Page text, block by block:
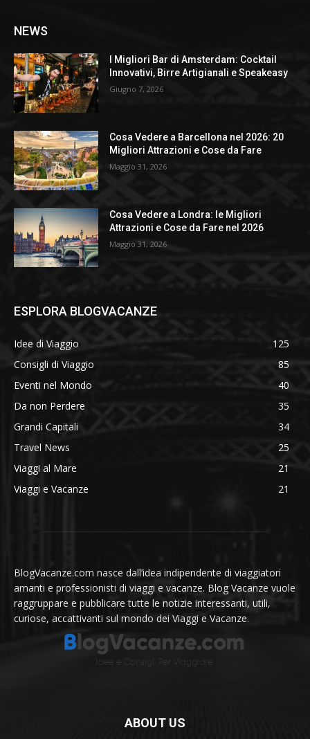
NEWS
I Migliori Bar di Amsterdam: Cocktail
Innovativi, Birre Artigianali e Speakeasy
Giugno 7, 2026
Cosa Vedere a Barcellona nel 2026: 20
Migliori Attrazioni e Cose da Fare
Maggio 31, 2026
Cosa Vedere a Londra: le Migliori
Attrazioni e Cose da Fare nel 2026
Maggio 31, 2026
ESPLORA BLOGVACANZE
Idee di Viaggio
125
Consigli di Viaggio
85
Eventi nel Mondo
40
Da non Perdere
35
Grandi Capitali
34
Travel News
25
Viaggi al Mare
21
Viaggi e Vacanze
21
BlogVacanze.com nasce dall’idea indipendente di viaggiatori
amanti e professionisti di viaggi e vacanze. Blog Vacanze vuole
raggruppare e pubblicare tutte le notizie interessanti, utili,
curiose, accattivanti sul mondo dei Viaggi e Vacanze.
ABOUT US